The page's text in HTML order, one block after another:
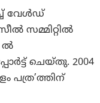
വേള്‍ഡ്
സമ്മിറ്റില്‍
ല്‍
ചെയ്തു. 2004
പത്ര’ത്തിന്